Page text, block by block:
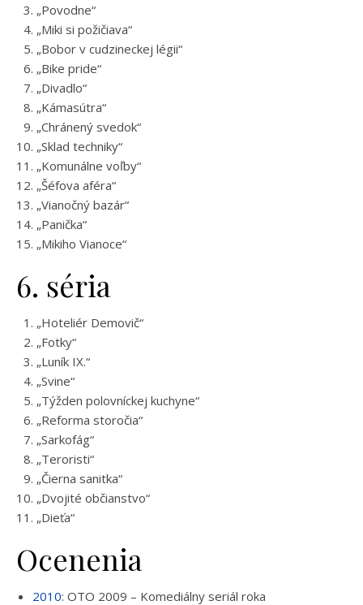
„Povodne“
„Miki si požičiava“
„Bobor v cudzineckej légii“
„Bike pride“
„Divadlo“
„Kámasútra“
„Chránený svedok“
„Sklad techniky“
„Komunálne voľby“
„Šéfova aféra“
„Vianočný bazár“
„Panička“
„Mikiho Vianoce“
6. séria
„Hoteliér Demovič“
„Fotky“
„Luník IX.“
„Svine“
„Týžden polovníckej kuchyne“
„Reforma storočia“
„Sarkofág“
„Teroristi“
„Čierna sanitka“
„Dvojité občianstvo“
„Dieťa“
Ocenenia
2010: OTO 2009 – Komediálny seriál roka